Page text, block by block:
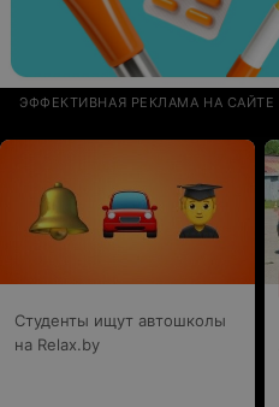
ЭФФЕКТИВНАЯ РЕКЛАМА НА САЙТЕ
Студенты ищут автошколы
на Relax.by